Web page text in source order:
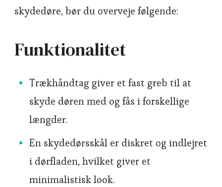
skydedøre, bør du overveje følgende:
Funktionalitet
Trækhåndtag giver et fast greb til at
skyde døren med og fås i forskellige
længder.
En skydedørsskål er diskret og indlejret
i dørfladen, hvilket giver et
minimalistisk look.